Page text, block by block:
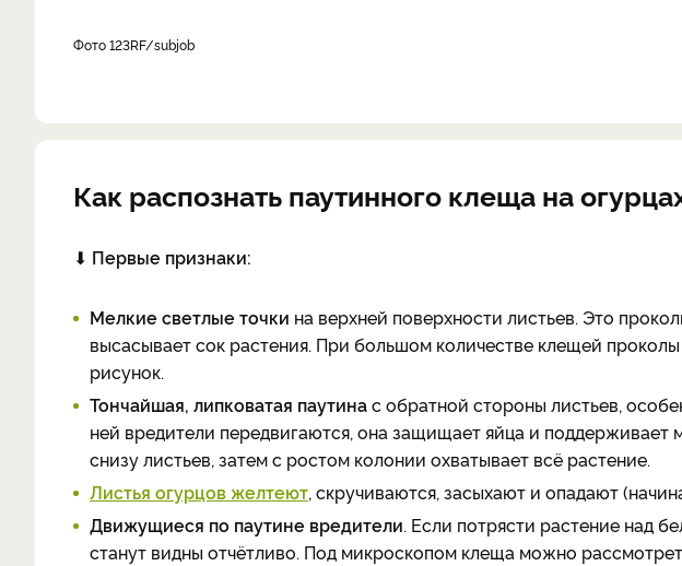
фото 123RF/subjob
Как распознать паутинного клеща на
⬇ Первые признаки:
Мелкие светлые точки на верхней поверхности листьев. Это
высасывает сок растения. При большом количестве клещей
рисунок.
Тончайшая, липковатая паутинас обратной стороны листьев,
ней вредители передвигаются, она защищает яйца и поддерживает
снизу листьев, затем с ростом колонии охватывает всё растение.
Листья огурцов желтеют, скручиваются, засыхают и опадают
Движущиеся по паутине вредители. Если потрясти растение над
станут видны отчётливо. Под микроскопом клеща можно